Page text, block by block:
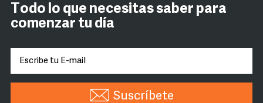
Todo lo que necesitas saber para
comenzar tu día
Suscríbete